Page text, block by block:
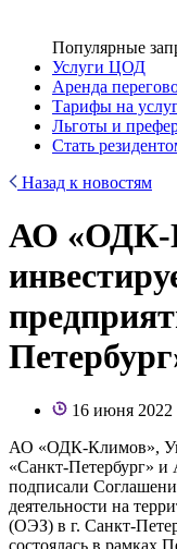
Популярные
Услуги ЦОД
Аренда
Тарифы на
Льготы и
Стать
Назад к новостям
АО «ОДК-
16 июня 2022
АО «ОДК-Климов»,
«Санкт-Петербург» и
подписали
деятельности на
(ОЭЗ) в г. Санкт-
состоялась в рамках